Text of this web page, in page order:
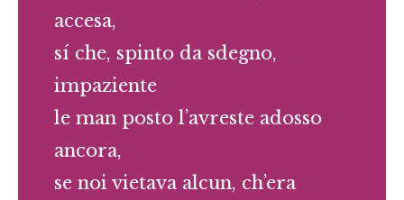
accesa,
sí che, spinto da sdegno,
impaziente
le man posto l’avreste adosso
ancora,
se noi vietava alcun, ch’era